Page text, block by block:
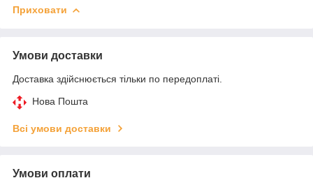
Приховати
Умови доставки
Доставка здійснюється тільки по передоплаті.
Нова Пошта
Всі умови доставки
Умови оплати